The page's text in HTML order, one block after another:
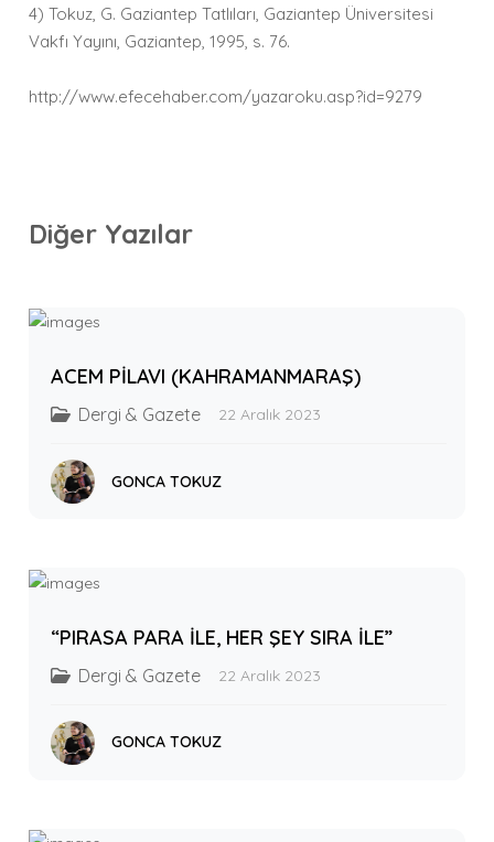
4) Tokuz, G. Gaziantep Tatlıları, Gaziantep Üniversitesi
Vakfı Yayını, Gaziantep, 1995, s. 76.
http://www.efecehaber.com/yazaroku.asp?id=9279
Diğer Yazılar
ACEM PİLAVI (KAHRAMANMARAŞ)
Dergi & Gazete 22 Aralık 2023
GONCA TOKUZ
“PIRASA PARA İLE, HER ŞEY SIRA İLE”
Dergi & Gazete 22 Aralık 2023
GONCA TOKUZ